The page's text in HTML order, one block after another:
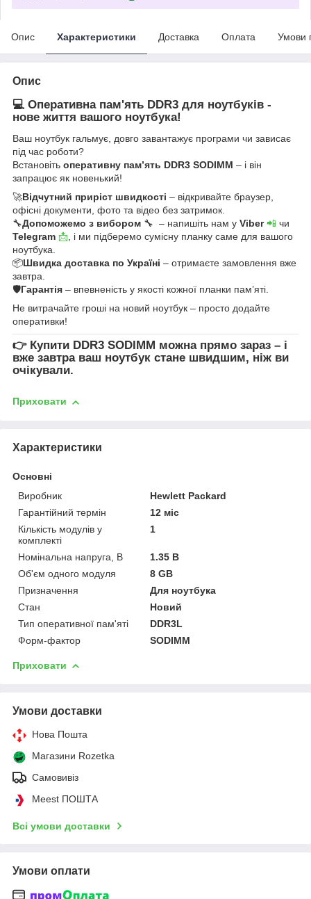
Опис Характеристики Доставка Оплата Умови
Опис
💻 Оперативна пам'ять DDR3 для ноутбуків -
нове життя вашого ноутбука!
Ваш ноутбук гальмує, довго завантажує програми чи зависає
під час роботи?
Встановіть оперативну пам’ять DDR3 SODIMM – і він
запрацює як новенький!
🚀Відчутний приріст швидкості – відкривайте браузер,
офісні документи, фото та відео без затримок.
🔧Допоможемо з вибором 🔧 – напишіть нам у Viber📲 чи
Telegram 📩 , і ми підберемо сумісну планку саме для вашого
ноутбука.
📦Швидка доставка по Україні – отримаєте замовлення вже
завтра.
🛡Гарантія – впевненість у якості кожної планки пам’яті.
Не витрачайте гроші на новий ноутбук – просто додайте
оперативки!
👉 Купити DDR3 SODIMM можна прямо зараз – і
вже завтра ваш ноутбук стане швидшим, ніж ви
очікували.
Приховати
Характеристики
Основні
Виробник
Hewlett Packard
Гарантійний термін
12 міс
Кількість модулів у
комплекті
1
Номінальна напруга, В
1.35 В
Об'єм одного модуля
8 GB
Призначення
Для ноутбука
Стан
Новий
Тип оперативної пам'яті
DDR3L
Форм-фактор
SODIMM
Приховати
Умови доставки
Нова Пошта
Магазини Rozetka
Самовивіз
Meest ПОШТА
Всі умови доставки
Умови оплати